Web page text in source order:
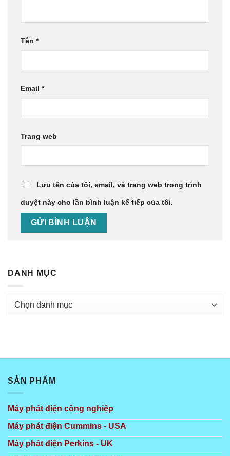
Tên *
Email *
Trang web
Lưu tên của tôi, email, và trang web trong trình
duyệt này cho lần bình luận kế tiếp của tôi.
DANH MỤC
Danh
SẢN PHẨM
Máy phát điện công nghiệp
Máy phát điện Cummins - USA
Máy phát điện Perkins - UK